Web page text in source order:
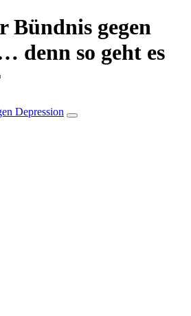
Bündnis gegen
denn so geht es
Depression